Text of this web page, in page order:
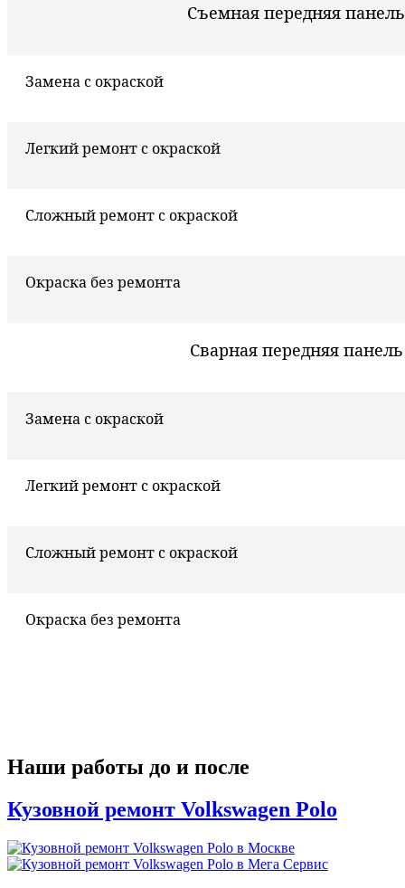
Съемная передняя панель
Замена с окраской
Легкий ремонт с окраской
Сложный ремонт с окраской
Окраска без ремонта
Сварная передняя панель
Замена с окраской
Легкий ремонт с окраской
Сложный ремонт с окраской
Окраска без ремонта
Наши работы до и после
Кузовной ремонт Volkswagen Polo